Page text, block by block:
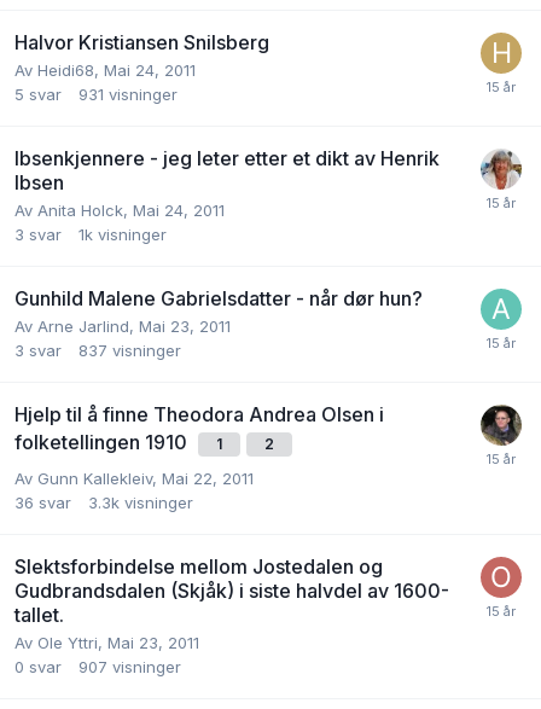
Halvor Kristiansen Snilsberg
Av Heidi68, Mai 24, 2011
5 svar 931 visninger
Ibsenkjennere - jeg leter etter et dikt av Henrik
Ibsen
Av Anita Holck, Mai 24, 2011
3 svar 1k visninger
Gunhild Malene Gabrielsdatter - når dør hun?
Av Arne Jarlind, Mai 23, 2011
3 svar 837 visninger
Hjelp til å finne Theodora Andrea Olsen i
folketellingen 1910
1 2
Av Gunn Kallekleiv, Mai 22, 2011
36 svar 3.3k visninger
Slektsforbindelse mellom Jostedalen og
Gudbrandsdalen (Skjåk) i siste halvdel av 1600-
tallet.
Av Ole Yttri, Mai 23, 2011
0 svar 907 visninger